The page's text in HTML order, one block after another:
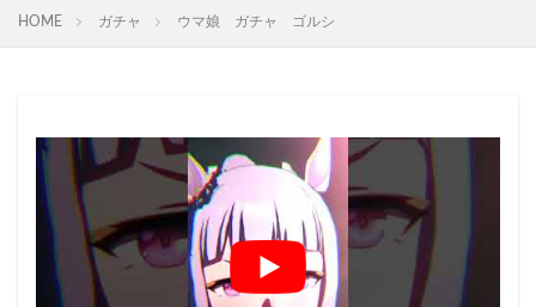
HOME ガチャ ウマ娘 ガチャ ゴルシ